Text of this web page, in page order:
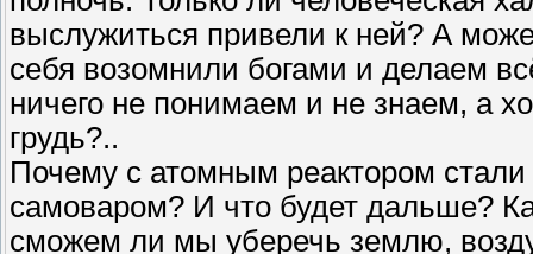
выслужиться привели к ней? А
себя возомнили богами и делаем
ничего не понимаем и не знаем, а
грудь?..
Почему с атомным реактором стали
самоваром? И что будет дальше?
сможем ли мы уберечь землю,